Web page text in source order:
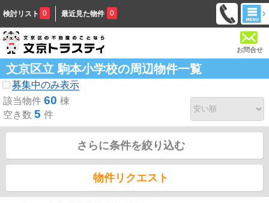
検討リスト 0 最近見た物件 0
お問合せ
文京区立 駒本小学校の周辺物件一覧
募集中のみ表示
該当物件 60 棟
空き数 5 件
さらに条件を絞り込む
物件リクエスト